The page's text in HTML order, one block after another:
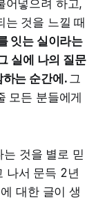
어넣으려 하고,
는 것을 느낄 때
잇는 실이라는
실에 나의 질문
는 순간에. 그
모든 분들에게
것을 별로 믿
나서 문득 2년
대한 글이 생